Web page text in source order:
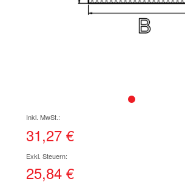
der
Bildgalerie
31,27 €
25,84 €